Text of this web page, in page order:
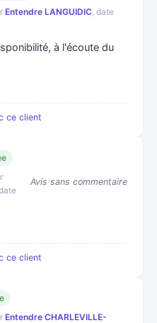
Entendre LANGUIDIC, date
à l'écoute du
ce client
Avis sans commentaire
ce client
Entendre CHARLEVILLE-